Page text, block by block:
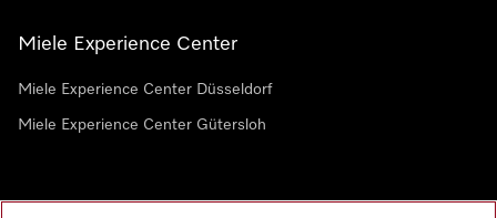
Miele Experience Center
Miele Experience Center Düsseldorf
Miele Experience Center Gütersloh